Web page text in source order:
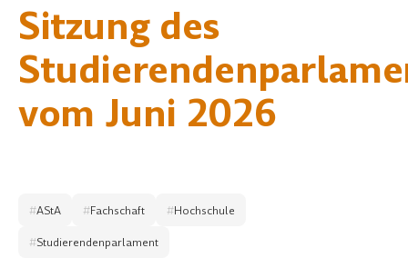
Sitzung des
vom Juni 2026
#AStA #Fachschaft #Hochschule
#Studierendenparlament